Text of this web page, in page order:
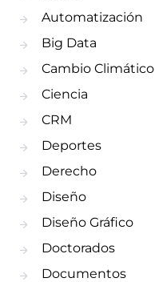
Automatización
Big Data
Cambio Climático
Ciencia
CRM
Deportes
Derecho
Diseño
Diseño Gráfico
Doctorados
Documentos